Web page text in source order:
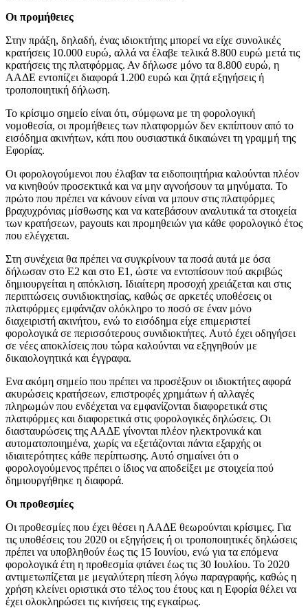
Oι προμήθειες
Στην πράξη, δηλαδή, ένας ιδιοκτήτης μπορεί να είχε συνολικές
κρατήσεις 10.000 ευρώ, αλλά να έλαβε τελικά 8.800 ευρώ μετά τις
κρατήσεις της πλατφόρμας. Αν δήλωσε μόνο τα 8.800 ευρώ, η
ΑΑΔΕ εντοπίζει διαφορά 1.200 ευρώ και ζητά εξηγήσεις ή
τροποποιητική δήλωση.
Το κρίσιμο σημείο είναι ότι, σύμφωνα με τη φορολογική
νομοθεσία, οι προμήθειες των πλατφορμών δεν εκπίπτουν από το
εισόδημα ακινήτων, κάτι που ουσιαστικά δικαιώνει τη γραμμή της
Eφορίας.
Οι φορολογούμενοι που έλαβαν τα ειδοποιητήρια καλούνται πλέον
να κινηθούν προσεκτικά και να μην αγνοήσουν τα μηνύματα. Το
πρώτο που πρέπει να κάνουν είναι να μπουν στις πλατφόρμες
βραχυχρόνιας μίσθωσης και να κατεβάσουν αναλυτικά τα στοιχεία
των κρατήσεων, payouts και προμηθειών για κάθε φορολογικό έτος
που ελέγχεται.
Στη συνέχεια θα πρέπει να συγκρίνουν τα ποσά αυτά με όσα
δήλωσαν στο Ε2 και στο Ε1, ώστε να εντοπίσουν πού ακριβώς
δημιουργείται η απόκλιση. Ιδιαίτερη προσοχή χρειάζεται και στις
περιπτώσεις συνιδιοκτησίας, καθώς σε αρκετές υποθέσεις οι
πλατφόρμες εμφάνιζαν ολόκληρο το ποσό σε έναν μόνο
διαχειριστή ακινήτου, ενώ το εισόδημα είχε επιμεριστεί
φορολογικά σε περισσότερους συνιδιοκτήτες. Αυτό έχει οδηγήσει
σε νέες αποκλίσεις που τώρα καλούνται να εξηγηθούν με
δικαιολογητικά και έγγραφα.
Ενα ακόμη σημείο που πρέπει να προσέξουν οι ιδιοκτήτες αφορά
ακυρώσεις κρατήσεων, επιστροφές χρημάτων ή αλλαγές
πληρωμών που ενδέχεται να εμφανίζονται διαφορετικά στις
πλατφόρμες και διαφορετικά στις φορολογικές δηλώσεις. Οι
διασταυρώσεις της ΑΑΔΕ γίνονται πλέον ηλεκτρονικά και
αυτοματοποιημένα, χωρίς να εξετάζονται πάντα εξαρχής οι
ιδιαιτερότητες κάθε περίπτωσης. Αυτό σημαίνει ότι ο
φορολογούμενος πρέπει ο ίδιος να αποδείξει με στοιχεία πού
δημιουργήθηκε η διαφορά.
Οι προθεσμίες
Οι προθεσμίες που έχει θέσει η ΑΑΔΕ θεωρούνται κρίσιμες. Για
τις υποθέσεις του 2020 οι εξηγήσεις ή οι τροποποιητικές δηλώσεις
πρέπει να υποβληθούν έως τις 15 Ιουνίου, ενώ για τα επόμενα
φορολογικά έτη η προθεσμία φτάνει έως τις 30 Ιουλίου. Το 2020
αντιμετωπίζεται με μεγαλύτερη πίεση λόγω παραγραφής, καθώς η
χρήση κλείνει οριστικά στο τέλος του έτους και η Εφορία θέλει να
έχει ολοκληρώσει τις κινήσεις της εγκαίρως.